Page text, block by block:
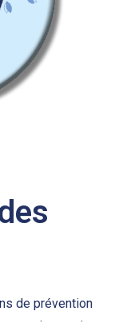
de prévention